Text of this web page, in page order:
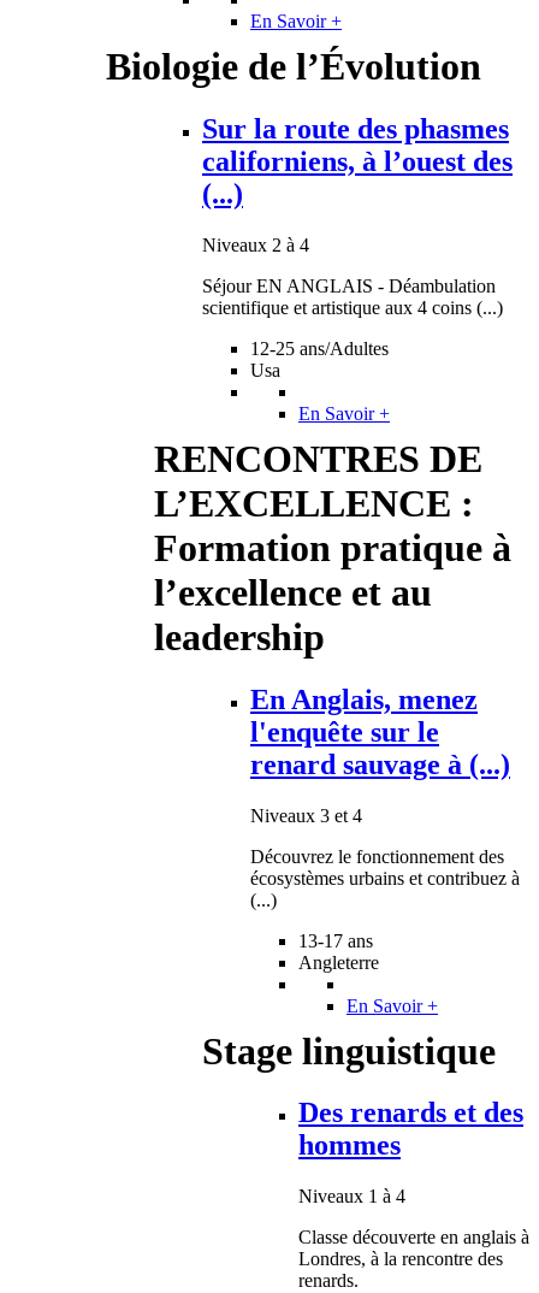
En Savoir +
Biologie de l’Évolution
Sur la route des phasmes
californiens, à l’ouest des
(...)
Niveaux 2 à 4
Séjour EN ANGLAIS - Déambulation
scientifique et artistique aux 4 coins (...)
12-25 ans/Adultes
Usa
En Savoir +
RENCONTRES DE
L’EXCELLENCE :
Formation pratique à
l’excellence et au
leadership
En Anglais, menez
l'enquête sur le
renard sauvage à (...)
Niveaux 3 et 4
Découvrez le fonctionnement des
écosystèmes urbains et contribuez à
(...)
13-17 ans
Angleterre
En Savoir +
Stage linguistique
Des renards et des
hommes
Niveaux 1 à 4
Classe découverte en anglais à
Londres, à la rencontre des
renards.